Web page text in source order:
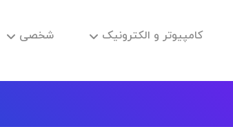
کامپیوتر و الکترونیک شخصی